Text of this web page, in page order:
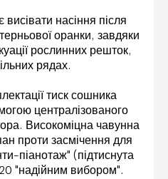
насіння після
оранки, завдяки
рослинних решток,
рядах.
тиск сошника
централізованого
Високоміцна чавунна
проти засмічення для
піанотаж" (підтиснута
"надійним вибором".